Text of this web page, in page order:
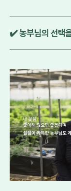
✔️ 농부님의 선택